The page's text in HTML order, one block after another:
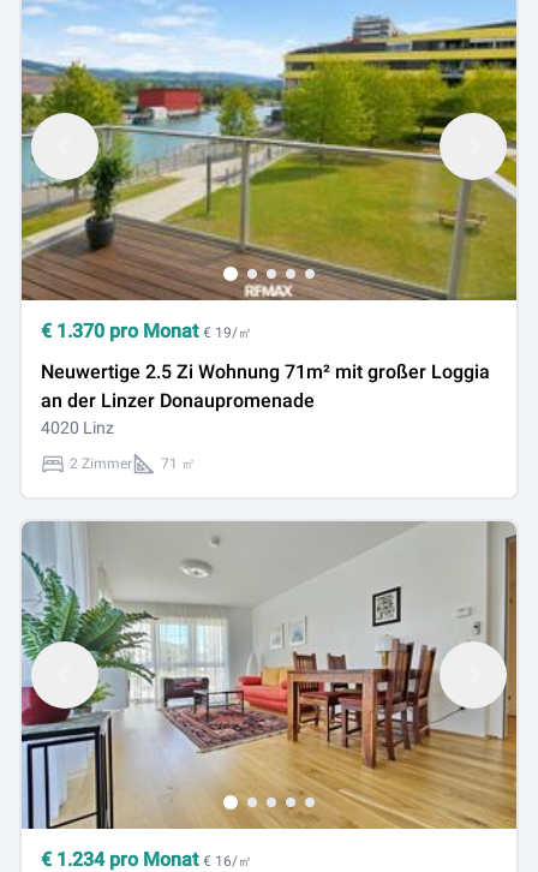
€ 1.370 pro Monat € 19/㎡
Neuwertige 2.5 Zi Wohnung 71m² mit großer Loggia
an der Linzer Donaupromenade
4020 Linz
2 Zimmer 71 ㎡
€ 1.234pro Monat € 16/㎡